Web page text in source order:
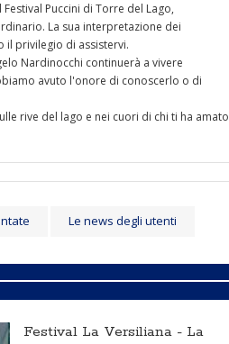
Puccini di Torre del Lago,
La sua interpretazione dei
il privilegio di assistervi.
Nardinocchi continuerà a vivere
avuto l'onore di conoscerlo o di
rive del lago e nei cuori di chi ti ha amato
Le news degli utenti
Festival La Versiliana - La